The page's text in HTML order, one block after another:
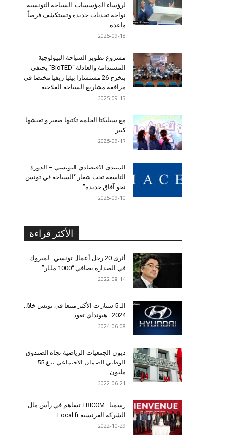
لرؤساء المؤسسات: السياحة التونسية
تواجه تحديات جديدة وتستكشف فرصاً
واعدة
2025-09-18
مشروع تطوير السياحة البيولوجية
المستدامة والعادلة “BioTED” يحتفي
بتخرج 26 مستشارا بيئيا ريفيا مختصا في
مرافقة مشاريع السياحة الفلاحية
2025-09-17
مع سيليكتا الحلمة تكتبها صغير و تعيشها
كبير …
2025-09-17
المنتدى الاقتصادي التونسي – الدورة
التاسعة تحت شعار “السياحة في تونس:
نحو آفاق جديدة”
2025-09-10
الأكثر قراءة
أثرى 20 رجل أعمال تونسي: المبروك
في الصدارة بصافي “1000 مليار”...
2022-08-14
الـ 5 سيارات الأكثر مبيعا في تونس خلال
2024.. هيونداي تعود...
2024-06-08
ديون الجمعيات الرياضية تجاه الصندوق
الوطني للضمان الاجتماعي تبلغ 55
مليون...
2022-06-21
رسميا : TRICOM تساهم في رأس مال
الشركة الفرنسية Local.fr...
2022-10-29